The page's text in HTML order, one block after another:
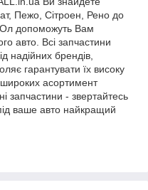
Пежо, Сітроен, Рено до
допоможуть Вам
авто. Всі запчастини
надійних брендів,
гарантувати їх високу
широких асортимент
запчастини - звертайтесь
ваше авто найкращий